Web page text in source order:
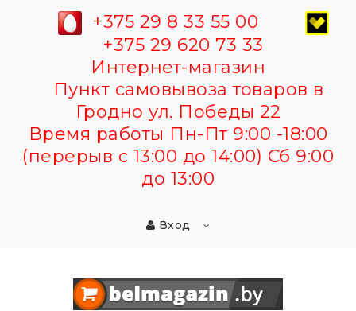
+375 29 8 33 55 00
+375 29 620 73 33
Интернет-магазин
Пункт самовывоза товаров в
Гродно ул. Победы 22
Время работы Пн-Пт 9:00 -18:00
(перерыв с 13:00 до 14:00) Сб 9:00
до 13:00
Вход